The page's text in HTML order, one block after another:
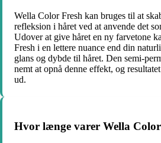
Wella Color Fresh kan bruges til at
refleksion i håret ved at anvende det
Udover at give håret en ny farvetone
Fresh i en lettere nuance end din
glans og dybde til håret. Den semi-
nemt at opnå denne effekt, og
ud.
Hvor længe varer Wella